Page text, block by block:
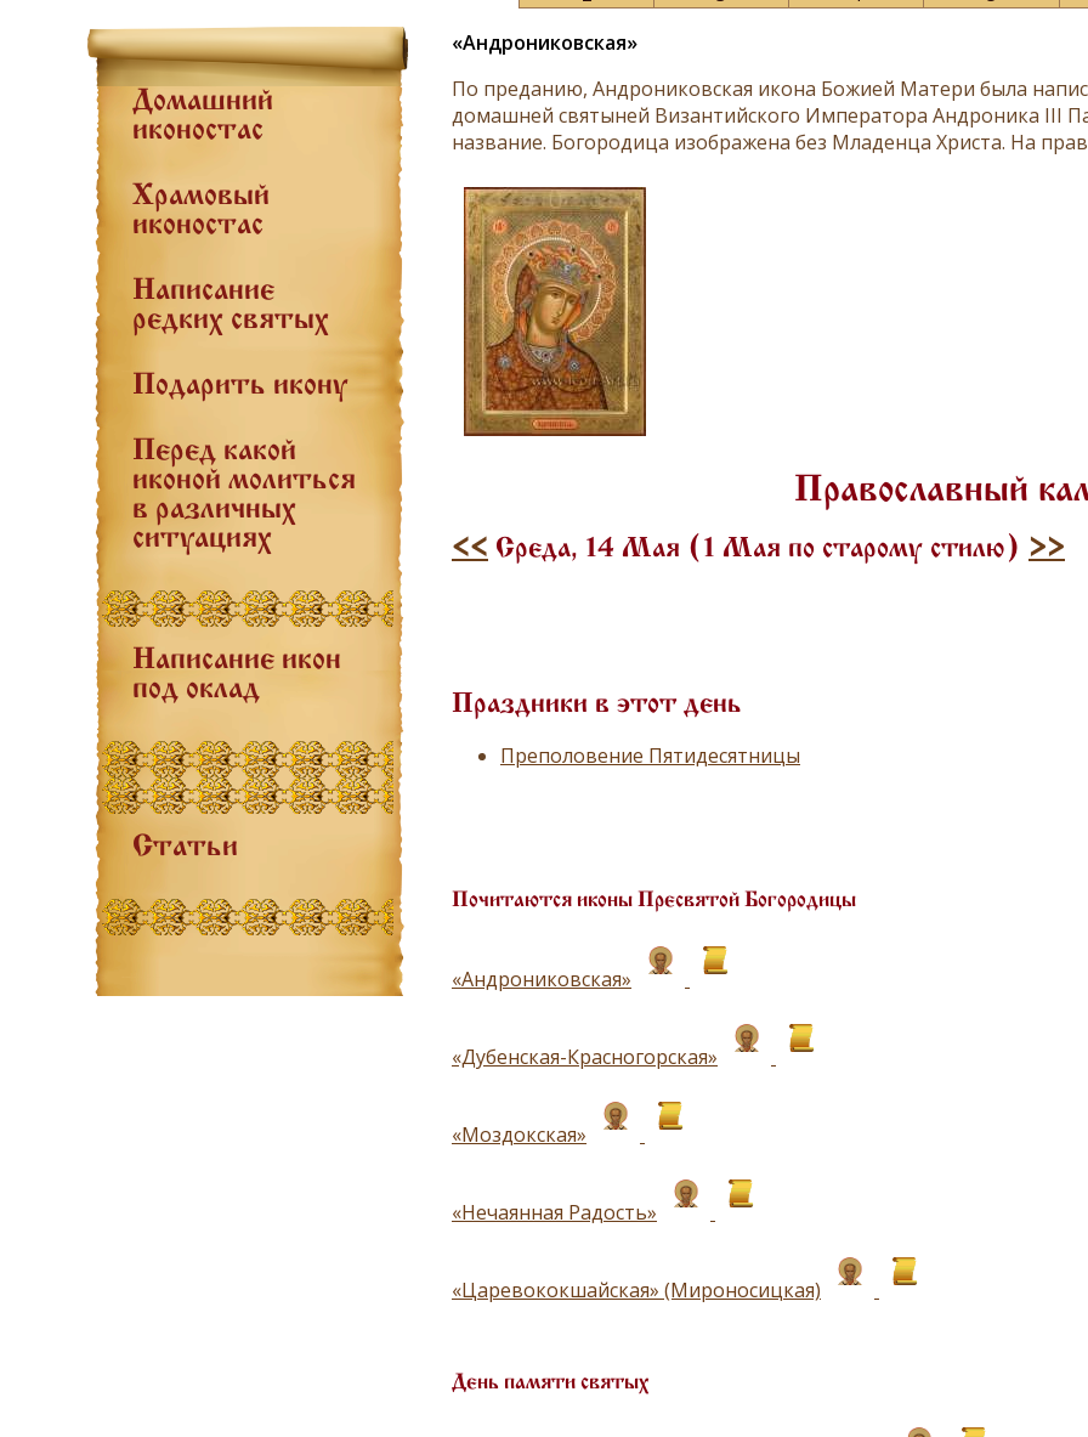
Домашний
иконостас
Храмовый
иконостас
Написание
редких святых
Подарить икону
Перед какой
иконой молиться
в различных
ситуациях
Написание икон
под оклад
Статьи
«Андрониковская»
По преданию, Андрониковская икона Божией Матери была
домашней святыней Византийского Императора Андроника III
название. Богородица изображена без Младенца Христа. На
Православный
<< Среда, 14 Мая (1 Мая по старому стилю) >>
Праздники в этот день
Преполовение Пятидесятницы
Почитаются иконы Пресвятой Богородицы
«Андрониковская»
«Дубенская-Красногорская»
«Моздокская»
«Нечаянная Радость»
«Царевококшайская» (Мироносицкая)
День памяти святых